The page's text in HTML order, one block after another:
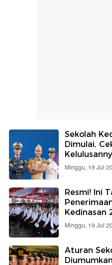
Sekolah
Dimulai,
Minggu, 19 Jul
Resmi! Ini
Kedinasan
Minggu, 19 Jul
Aturan